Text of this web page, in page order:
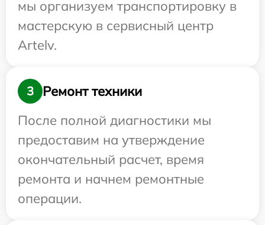
мы организуем транспортировку в
мастерскую в сервисный центр
Artelv.
3
Ремонт техники
После полной диагностики мы
предоставим на утверждение
окончательный расчет, время
ремонта и начнем ремонтные
операции.